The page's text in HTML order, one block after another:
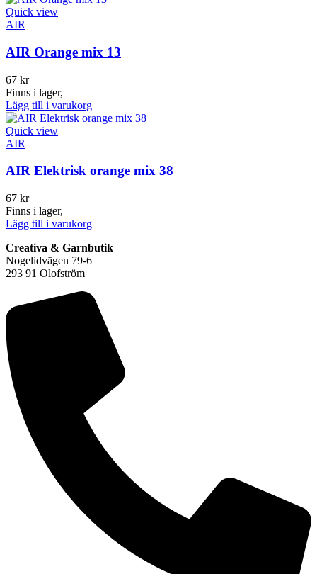
Quick view
AIR
AIR Orange mix 13
67 kr
Finns i lager,
Lägg till i varukorg
Quick view
AIR
AIR Elektrisk orange mix 38
67 kr
Finns i lager,
Lägg till i varukorg
Creativa & Garnbutik
Nogelidvägen 79-6
293 91 Olofström